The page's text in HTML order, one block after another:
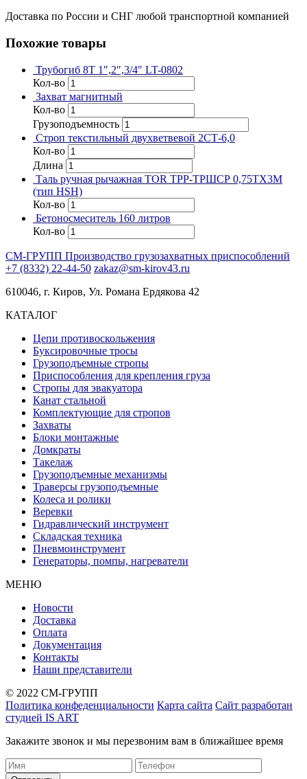
Доставка по России и СНГ любой транспортной компанией
Похожие товары
Трубогиб 8T 1″,2″,3/4″ LT-0802
Кол-во
Захват магнитный
Кол-во
Грузоподъемность
Строп текстильный двухветвевой 2СТ-6,0
Кол-во
Длина
Таль ручная рычажная TOR ТРР-ТРШСР 0,75ТХ3М
(тип HSH)
Кол-во
Бетоносмеситель 160 литров
Кол-во
СМ-ГРУПП Производство грузозахватных приспособлений
+7 (8332) 22-44-50 zakaz@sm-kirov43.ru
610046, г. Киров, Ул. Романа Ердякова 42
КАТАЛОГ
Цепи противоскольжения
Буксировочные тросы
Грузоподъемные стропы
Приспособления для крепления груза
Стропы для эвакуатора
Канат стальной
Комплектующие для стропов
Захваты
Блоки монтажные
Домкраты
Такелаж
Грузоподъемные механизмы
Траверсы грузоподъемные
Колеса и ролики
Веревки
Гидравлический инструмент
Складская техника
Пневмоинструмент
Генераторы, помпы, нагреватели
МЕНЮ
Новости
Доставка
Оплата
Документация
Контакты
Наши представители
© 2022 СМ-ГРУПП
Политика конфеденциальности Карта сайта Сайт разработан
студией IS ART
Закажите звонок и мы перезвоним вам в ближайшее время